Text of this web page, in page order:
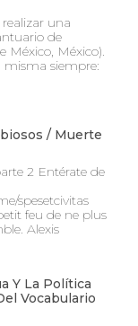
una
de
México, México).
misma siempre:
/ Muerte
2 Entérate de
spesetcivitas
feu de ne plus
Alexis
Y La Política
Vocabulario